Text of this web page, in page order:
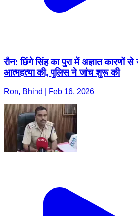
रौन: छिंगे सिंह का पुरा में अज्ञात कारणों
आत्महत्या की, पुलिस ने जांच शुरू की
Ron, Bhind | Feb 16, 2026